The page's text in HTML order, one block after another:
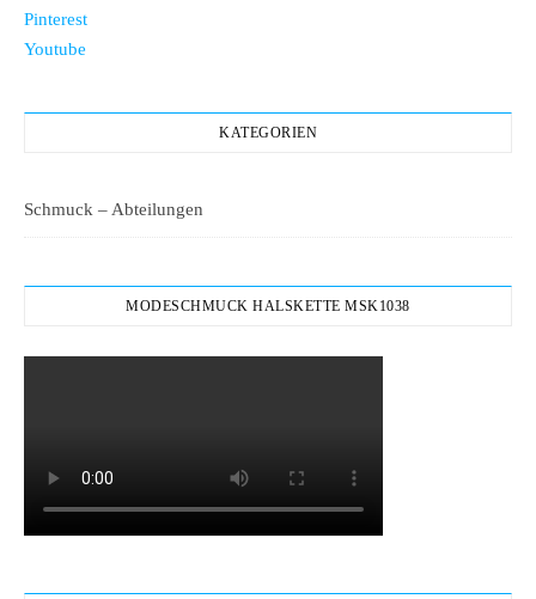
Pinterest
Youtube
KATEGORIEN
Schmuck – Abteilungen
MODESCHMUCK HALSKETTE MSK1038